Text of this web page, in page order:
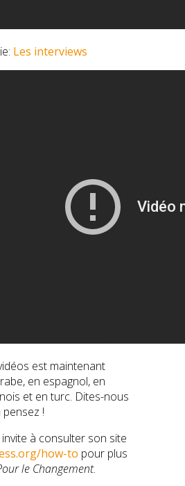
Les interviews
est maintenant
en espagnol, en
et en turc. Dites-nous
!
à consulter son site
how-to pour plus
le Changement.